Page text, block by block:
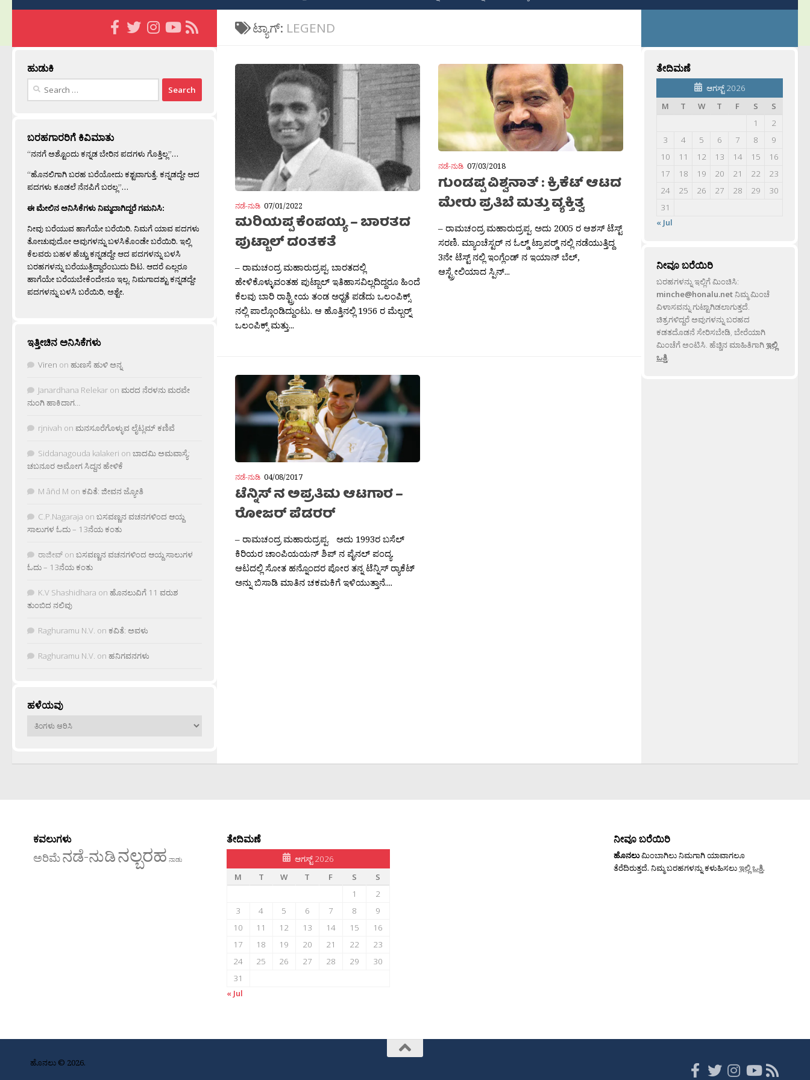
ಟ್ಯಾಗ್: LEGEND
ನಡೆ-ನುಡಿ 07/01/2022
ಮರಿಯಪ್ಪ ಕೆಂಪಯ್ಯ – ಬಾರತದ
ಪುಟ್ಬಾಲ್ ದಂತಕತೆ
– ರಾಮಚಂದ್ರ ಮಹಾರುದ್ರಪ್ಪ. ಬಾರತದಲ್ಲಿ
ಹೇಳಿಕೊಳ್ಳುವಂತಹ ಪುಟ್ಬಾಲ್ ಇತಿಹಾಸವಿಲ್ಲದಿದ್ದರೂ ಹಿಂದೆ
ಕೆಲವು ಬಾರಿ ರಾಶ್ಟ್ರೀಯ ತಂಡ ಅರ‍್ಹತೆ ಪಡೆದು ಒಲಂಪಿಕ್ಸ್
ನಲ್ಲಿ ಪಾಲ್ಗೊಂಡಿದ್ದುಂಟು. ಆ ಹೊತ್ತಿನಲ್ಲಿ 1956 ರ ಮೆಲ್ಬರ‍್ನ್
ಒಲಂಪಿಕ್ಸ್ ಮತ್ತು...
ನಡೆ-ನುಡಿ 07/03/2018
ಗುಂಡಪ್ಪ ವಿಶ್ವನಾತ್ : ಕ್ರಿಕೆಟ್ ಆಟದ
ಮೇರು ಪ್ರತಿಬೆ ಮತ್ತು ವ್ಯಕ್ತಿತ್ವ
– ರಾಮಚಂದ್ರ ಮಹಾರುದ್ರಪ್ಪ. ಅದು 2005 ರ ಆಶಸ್ ಟೆಸ್ಟ್
ಸರಣಿ. ಮ್ಯಾಂಚೆಸ್ಟರ್ ನ ಓಲ್ಡ್ ಟ್ರಾಪರ‍್ಡ್ ನಲ್ಲಿ ನಡೆಯುತ್ತಿದ್ದ
3ನೇ ಟೆಸ್ಟ್ ನಲ್ಲಿ ಇಂಗ್ಲೆಂಡ್ ನ ಇಯಾನ್ ಬೆಲ್,
ಆಸ್ಟ್ರೇಲಿಯಾದ ಸ್ಪಿನ್...
ನಡೆ-ನುಡಿ 04/08/2017
ಟೆನ್ನಿಸ್ ನ ಅಪ್ರತಿಮ ಆಟಗಾರ –
ರೋಜರ್ ಪೆಡರರ್
– ರಾಮಚಂದ್ರ ಮಹಾರುದ್ರಪ್ಪ. ಅದು 1993ರ ಬಸೆಲ್
ಕಿರಿಯರ ಚಾಂಪಿಯಯನ್ ಶಿಪ್ ನ ಪೈನಲ್ ಪಂದ್ಯ.
ಆಟದಲ್ಲಿ ಸೋತ ಹನ್ನೊಂದರ ಪೋರ ತನ್ನ ಟೆನ್ನಿಸ್ ರ‍್ಯಾಕೆಟ್
ಅನ್ನು ಬಿಸಾಡಿ ಮಾತಿನ ಚಕಮಕಿಗೆ ಇಳಿಯುತ್ತಾನೆ....
ಹುಡುಕಿ
Search
ಬರಹಗಾರರಿಗೆ ಕಿವಿಮಾತು
“ನನಗೆ ಅಶ್ಟೊಂದು ಕನ್ನಡ ಬೇರಿನ ಪದಗಳು ಗೊತ್ತಿಲ್ಲ”…
“ಹೊನಲಿಗಾಗಿ ಬರಹ ಬರೆಯೋದು ಕಶ್ಟವಾಗುತ್ತೆ. ಕನ್ನಡದ್ದೇ ಆದ
ಪದಗಳು ಕೂಡಲೆ ನೆನಪಿಗೆ ಬರಲ್ಲ”…
ಈ ಮೇಲಿನ ಅನಿಸಿಕೆಗಳು ನಿಮ್ಮದಾಗಿದ್ದರೆ ಗಮನಿಸಿ:
ನೀವು ಬರೆಯುವ ಹಾಗೆಯೇ ಬರೆಯಿರಿ. ನಿಮಗೆ ಯಾವ ಪದಗಳು
ತೋಚುವುದೋ ಅವುಗಳನ್ನು ಬಳಸಿಕೊಂಡೇ ಬರೆಯಿರಿ. ಇಲ್ಲಿ
ಕೆಲವರು ಬಹಳ ಹೆಚ್ಚು ಕನ್ನಡದ್ದೇ ಆದ ಪದಗಳನ್ನು ಬಳಸಿ
ಬರಹಗಳನ್ನು ಬರೆಯುತ್ತಿದ್ದಾರೆಂಬುದು ದಿಟ. ಆದರೆ ಎಲ್ಲರೂ
ಹಾಗೆಯೇ ಬರೆಯಬೇಕೆಂದೇನೂ ಇಲ್ಲ. ನಿಮಗಾದಶ್ಟು ಕನ್ನಡದ್ದೇ
ಪದಗಳನ್ನು ಬಳಸಿ ಬರೆಯಿರಿ, ಅಶ್ಟೇ.
ಇತ್ತೀಚಿನ ಅನಿಸಿಕೆಗಳು
Viren on ಹುಣಸೆ ಹುಳಿ ಅನ್ನ
Janardhana Relekar on ಮರದ ನೆರಳನು ಮರವೇ
ನುಂಗಿ ಹಾಕಿದಾಗ…
rjnivah on ಮನಸೂರೆಗೊಳ್ಳುವ ಲೈಟ್ಲಮ್ ಕಣಿವೆ
Siddanagouda kalakeri on ಬಾದಮಿ ಅಮವಾಸ್ಯೆ:
ಚಬನೂರ ಅಮೋಗ ಸಿದ್ದನ ಹೇಳಿಕೆ
M âñd M on ಕವಿತೆ: ಜೀವನ ಜ್ಯೋತಿ
C.P.Nagaraja on ಬಸವಣ್ಣನ ವಚನಗಳಿಂದ ಆಯ್ದ
ಸಾಲುಗಳ ಓದು – 13ನೆಯ ಕಂತು
ರಾಜೀವ್ on ಬಸವಣ್ಣನ ವಚನಗಳಿಂದ ಆಯ್ದ ಸಾಲುಗಳ
ಓದು – 13ನೆಯ ಕಂತು
K.V Shashidhara on ಹೊನಲುವಿಗೆ 11 ವರುಶ
ತುಂಬಿದ ನಲಿವು
Raghuramu N.V. on ಕವಿತೆ: ಅವಳು
Raghuramu N.V. on ಹನಿಗವನಗಳು
ಹಳೆಯವು
ಹಳೆಯವು
ತೇದಿಮಣೆ
ಆಗಸ್ಟ್ 2026
M
T W T F S
S
1
2
3
4 5 6 7 8
9
10
11 12 13 14 15
16
17
18 19 20 21 22
23
24
25 26 27 28 29
30
31
« Jul
ನೀವೂ ಬರೆಯಿರಿ
ಬರಹಗಳನ್ನು ಇಲ್ಲಿಗೆ ಮಿಂಚಿಸಿ:
minche@honalu.netನಿಮ್ಮ ಮಿಂಚೆ
ವಿಳಾಸವನ್ನು ಗುಟ್ಟಾಗಿಡಲಾಗುತ್ತದೆ.
ಚಿತ್ರಗಳಿದ್ದರೆ ಅವುಗಳನ್ನು ಬರಹದ
ಕಡತದೊಡನೆ ಸೇರಿಸಬೇಡಿ, ಬೇರೆಯಾಗಿ
ಮಿಂಚೆಗೆ ಅಂಟಿಸಿ. ಹೆಚ್ಚಿನ ಮಾಹಿತಿಗಾಗಿಇಲ್ಲಿ
ಒತ್ತಿ.
ಕವಲುಗಳು
ಅರಿಮೆನಡೆ-ನುಡಿನಲ್ಬರಹ ನಾಡು
ತೇದಿಮಣೆ
ಆಗಸ್ಟ್ 2026
M
T W T F S
S
1
2
3
4 5 6 7 8
9
10
11 12 13 14 15
16
17
18 19 20 21 22
23
24
25 26 27 28 29
30
31
« Jul
ನೀವೂ ಬರೆಯಿರಿ
ಹೊನಲುಮಿಂಬಾಗಿಲು ನಿಮಗಾಗಿ ಯಾವಾಗಲೂ
ತೆರೆದಿರುತ್ತದೆ. ನಿಮ್ಮ ಬರಹಗಳನ್ನು ಕಳುಹಿಸಲುಇಲ್ಲಿ ಒತ್ತಿ.
ಹೊನಲು © 2026.